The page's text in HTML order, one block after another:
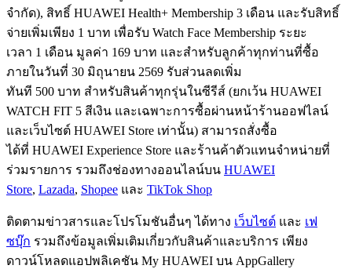
จำกัด), สิทธิ์ HUAWEI Health+ Membership 3 เดือน และรับสิทธิ์
จ่ายเพิ่มเพียง 1 บาท เพื่อรับ Watch Face Membership ระยะ
เวลา 1 เดือน มูลค่า 169 บาท และสำหรับลูกค้าทุกท่านที่ซื้อ
ภายในวันที่ 30 มิถุนายน 2569 รับส่วนลดเพิ่ม
ทันที 500 บาท สำหรับสินค้าทุกรุ่นในซีรีส์ (ยกเว้น HUAWEI
WATCH FIT 5 สีเงิน และเฉพาะการซื้อผ่านหน้าร้านออฟไลน์
และเว็บไซต์ HUAWEI Store เท่านั้น) สามารถสั่งซื้อ
ได้ที่ HUAWEI Experience Store และร้านค้าตัวแทนจำหน่ายที่
ร่วมรายการ รวมถึงช่องทางออนไลน์บน HUAWEI
Store, Lazada, Shopee และ TikTok Shop
ติดตามข่าวสารและโปรโมชันอื่นๆ ได้ทาง เว็บไซต์ และ เฟ
ซบุ๊ก รวมถึงข้อมูลเพิ่มเติมเกี่ยวกับสินค้าและบริการ เพียง
ดาวน์โหลดแอปพลิเคชัน My HUAWEI บน AppGallery